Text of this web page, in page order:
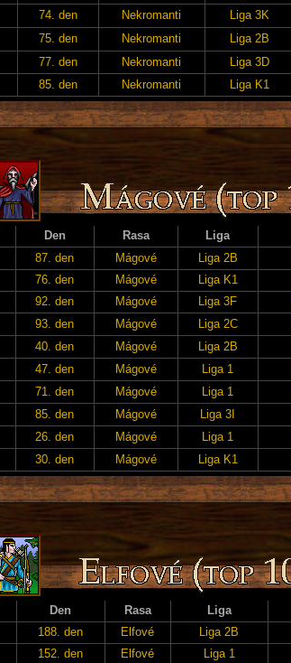
74. den Nekromanti Liga 3K
75. den Nekromanti Liga 2B
77. den Nekromanti Liga 3D
85. den Nekromanti Liga K1
Den Rasa Liga
87. den Mágové Liga 2B
76. den Mágové Liga K1
92. den Mágové Liga 3F
93. den Mágové Liga 2C
40. den Mágové Liga 2B
47. den Mágové Liga 1
71. den Mágové Liga 1
85. den Mágové Liga 3I
26. den Mágové Liga 1
30. den Mágové Liga K1
Den Rasa Liga
188. den Elfové Liga 2B
152. den Elfové Liga 1